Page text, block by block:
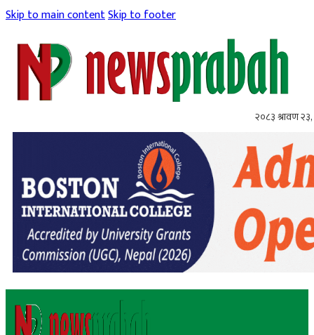
Skip to main contentSkip to footer
२०८३ श्रावण २३,